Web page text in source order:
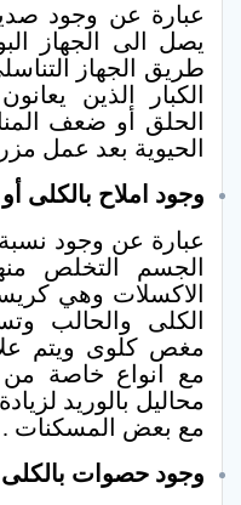
عبارة عن وجود
يصل الى الجهاز
طريق الجهاز
الكبار الذين
الحلق أو ضعف
الحيوية بعد عمل
وجود املاح بالكلى أو
عبارة عن وجود نسبة
الجسم التخلص
الاكسلات وهي
الكلى والحالب
مغص كلوى ويتم
مع انواع خاصة من
محاليل بالوريد
مع بعض المسكنات .
وجود حصوات بالكلى